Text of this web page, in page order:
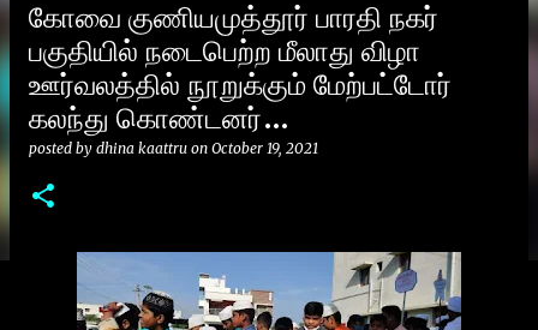
கோவை குணியமுத்தூர் பாரதி நகர்
பகுதியில் நடைபெற்ற மீலாது விழா
ஊர்வலத்தில் நூறுக்கும் மேற்பட்டோர்
கலந்து கொண்டனர்…
posted by dhina kaattru on October 19, 2021